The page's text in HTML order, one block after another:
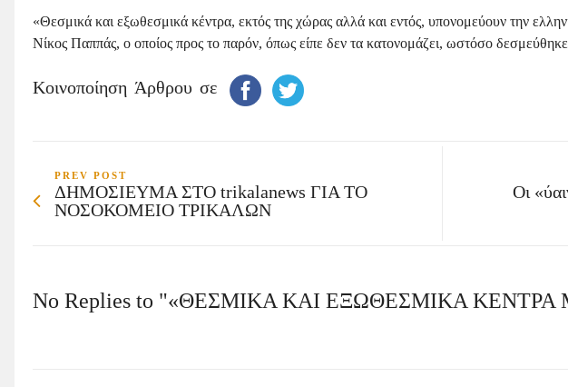
«Θεσμικά και εξωθεσμικά κέντρα, εκτός της χώρας αλλά και εντός, υπονομεύουν την
Νίκος Παππάς, ο οποίος προς το παρόν, όπως είπε δεν τα κατονομάζει, ωστόσο δεσμεύθηκε
Κοινοποίηση Άρθρου σε
PREV POST
ΔΗΜΟΣΙΕΥΜΑ ΣΤΟ trikalanews ΓΙΑ ΤΟ
ΝΟΣΟΚΟΜΕΙΟ ΤΡΙΚΑΛΩΝ
Οι
No Replies to "«ΘΕΣΜΙΚΑ ΚΑΙ ΕΞΩΘΕΣΜΙΚΑ